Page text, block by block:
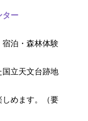
ター
泊・森林体験
立天文台跡地
めます。（要